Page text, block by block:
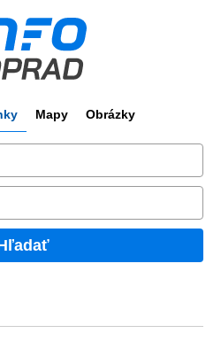
Mapy Obrázky